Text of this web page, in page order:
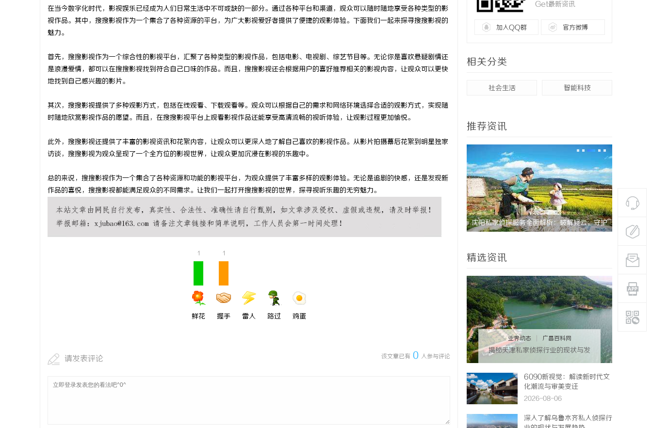
在当今数字化时代，影视娱乐已经成为人们日常生活中不可或缺的一部分。通过各种平台和渠道，观众可以随时随地享受各种类型的影
视作品。其中，搜搜影视作为一个集合了各种资源的平台，为广大影视爱好者提供了便捷的观影体验。下面我们一起来探寻搜搜影视的
魅力。
首先，搜搜影视作为一个综合性的影视平台，汇聚了各种类型的影视作品，包括电影、电视剧、综艺节目等。无论你是喜欢悬疑剧情还
是浪漫爱情，都可以在搜搜影视找到符合自己口味的作品。而且，搜搜影视还会根据用户的喜好推荐相关的影视内容，让观众可以更快
地找到自己感兴趣的影片。
其次，搜搜影视提供了多种观影方式，包括在线观看、下载观看等。观众可以根据自己的需求和网络环境选择合适的观影方式，实现随
时随地欣赏影视作品的愿望。而且，在搜搜影视平台上观看影视作品还能享受高清流畅的视听体验，让观影过程更加愉悦。
此外，搜搜影视还提供了丰富的影视资讯和花絮内容，让观众可以更深入地了解自己喜欢的影视作品。从影片拍摄幕后花絮到明星独家
访谈，搜搜影视为观众呈现了一个全方位的影视世界，让观众更加沉浸在影视的乐趣中。
总的来说，搜搜影视作为一个集合了各种资源和功能的影视平台，为观众提供了丰富多样的观影体验。无论是追剧的快感，还是发现新
作品的喜悦，搜搜影视都能满足观众的不同需求。让我们一起打开搜搜影视的世界，探寻视听乐趣的无穷魅力。
1
鲜花
1
握手 雷人 路过 鸡蛋
该文章已有 0 人参与评论
请发表评论
Get最新资讯
加入QQ群 官方微博
相关分类
社会生活 智能科技
推荐资讯
技术密集型企业的人才暗战：北京商业秘密律 天津私家侦探揭秘：专业调查服务与行业现状 沈阳私家侦探服务全面解析：破解疑云，守护 揭秘成都
疑惑
精选资讯
业界动态 广昌百科网
揭秘天津私家侦探行业的现状与发
6090新视觉：解读新时代文
化潮流与审美变迁
2026-08-06
深入了解乌鲁木齐私人侦探行